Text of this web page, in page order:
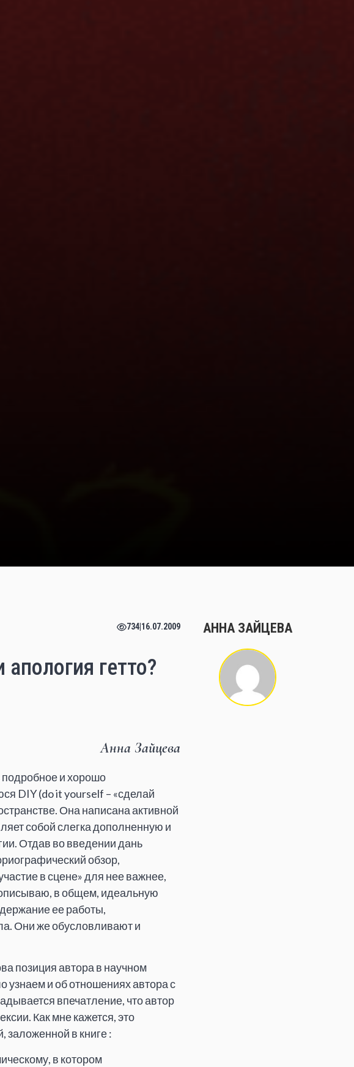
734 16.07.2009
гетто?
Анна Зайцева
подробное и хорошо
DIY (do it yourself – «сделай
Она написана активной
собой слегка дополненную и
Отдав во введении дань
обзор,
в сцене» для нее важнее,
в общем, идеальную
ее работы,
Они же обусловливают и
позиция автора в научном
узнаем и об отношениях автора с
впечатление, что автор
Как мне кажется, это
заложенной в книге :
в котором
АННА ЗАЙЦЕВА